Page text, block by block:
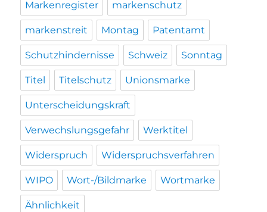
Markenregister markenschutz
markenstreit Montag Patentamt
Schutzhindernisse Schweiz Sonntag
Titel Titelschutz Unionsmarke
Unterscheidungskraft
Verwechslungsgefahr Werktitel
Widerspruch Widerspruchsverfahren
WIPO Wort-/Bildmarke Wortmarke
Ähnlichkeit